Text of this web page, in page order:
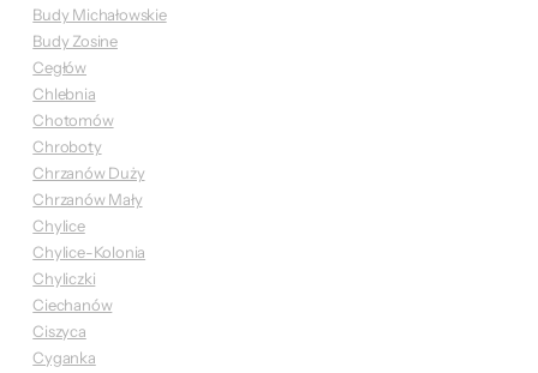
Budy Michałowskie
Budy Zosine
Cegłów
Chlebnia
Chotomów
Chroboty
Chrzanów Duży
Chrzanów Mały
Chylice
Chylice-Kolonia
Chyliczki
Ciechanów
Ciszyca
Cyganka